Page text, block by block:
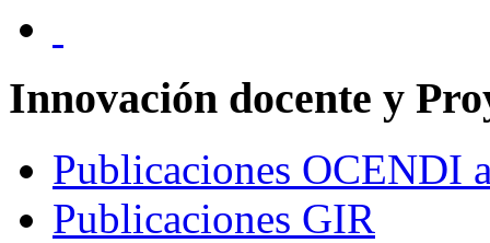
Innovación docente y
Publicaciones OCENDI
Publicaciones GIR